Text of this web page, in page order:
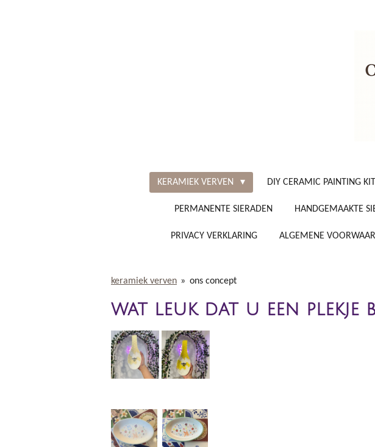
KERAMIEK VERVEN DIY CERAMIC PAINTING KIT
PERMANENTE SIERADEN HANDGEMAAKTE
PRIVACY VERKLARING ALGEMENE
keramiek verven » ons concept
wat leuk dat u een plekje